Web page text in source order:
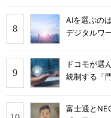
AIを選ぶの
デジタルワ
ドコモが選
統制する「
富士通と